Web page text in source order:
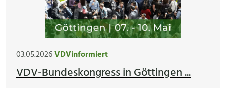
03.05.2026VDVinformiert
VDV-Bundeskongress in Göttingen ...